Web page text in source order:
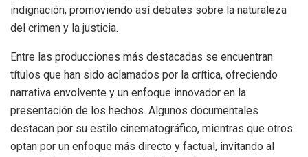
indignación, promoviendo así debates sobre la naturaleza
del crimen y la justicia.
Entre las producciones más destacadas se encuentran
títulos que han sido aclamados por la crítica, ofreciendo
narrativa envolvente y un enfoque innovador en la
presentación de los hechos. Algunos documentales
destacan por su estilo cinematográfico, mientras que otros
optan por un enfoque más directo y factual, invitando al